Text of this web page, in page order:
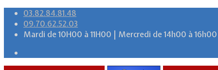
03.82.84.81.48
09.70.62.52.03
Mardi de 10H00 à 11H00 | Mercredi de 14h00 à